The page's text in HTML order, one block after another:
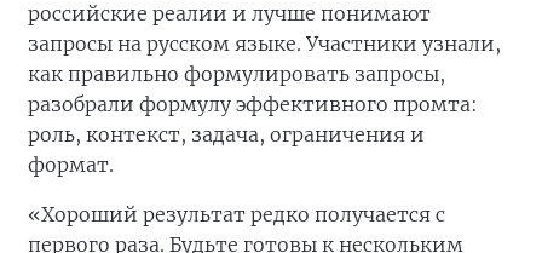
российские реалии и лучше понимают
запросы на русском языке. Участники узнали,
как правильно формулировать запросы,
разобрали формулу эффективного промта:
роль, контекст, задача, ограничения и
формат.
«Хороший результат редко получается с
первого раза. Будьте готовы к нескольким